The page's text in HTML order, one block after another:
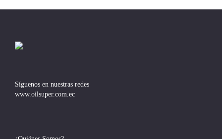
Síguenos en nuestras redes
www.oilsuper.com.ec